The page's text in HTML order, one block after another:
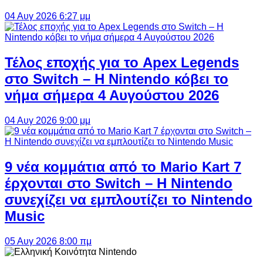
04 Αυγ 2026 6:27 μμ
Τέλος εποχής για το Apex Legends
στο Switch – Η Nintendo κόβει το
νήμα σήμερα 4 Αυγούστου 2026
04 Αυγ 2026 9:00 μμ
9 νέα κομμάτια από το Mario Kart 7
έρχονται στο Switch – Η Nintendo
συνεχίζει να εμπλουτίζει το Nintendo
Music
05 Αυγ 2026 8:00 πμ